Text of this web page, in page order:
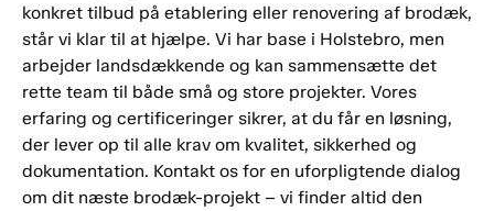
konkret tilbud på etablering eller renovering af brodæk,
står vi klar til at hjælpe. Vi har base i Holstebro, men
arbejder landsdækkende og kan sammensætte det
rette team til både små og store projekter. Vores
erfaring og certificeringer sikrer, at du får en løsning,
der lever op til alle krav om kvalitet, sikkerhed og
dokumentation. Kontakt os for en uforpligtende dialog
om dit næste brodæk-projekt – vi finder altid den